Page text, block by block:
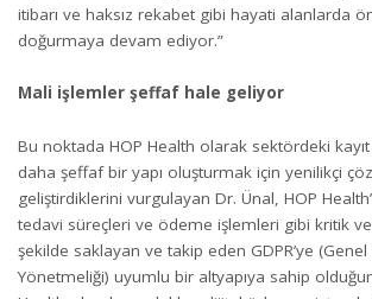
itibarı ve haksız rekabet gibi hayati alanlarda
doğurmaya devam ediyor.”
Mali işlemler şeffaf hale geliyor
Bu noktada HOP Health olarak sektördeki kayıt
daha şeffaf bir yapı oluşturmak için yenilikçi
geliştirdiklerini vurgulayan Dr. Ünal, HOP
tedavi süreçleri ve ödeme işlemleri gibi kritik
şekilde saklayan ve takip eden GDPR’ye
Yönetmeliği) uyumlu bir altyapıya sahip